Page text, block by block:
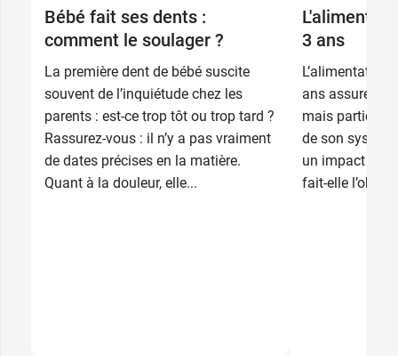
Bébé fait ses dents :
comment le soulager ?
La première dent de bébé suscite
souvent de l’inquiétude chez les
parents : est-ce trop tôt ou trop tard ?
Rassurez-vous : il n’y a pas vraiment
de dates précises en la matière.
Quant à la douleur, elle...
3 ans
L’alimentation
ans assure
mais participe
de son
un impact sur
fait-elle l’objet